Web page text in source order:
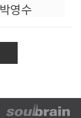
수